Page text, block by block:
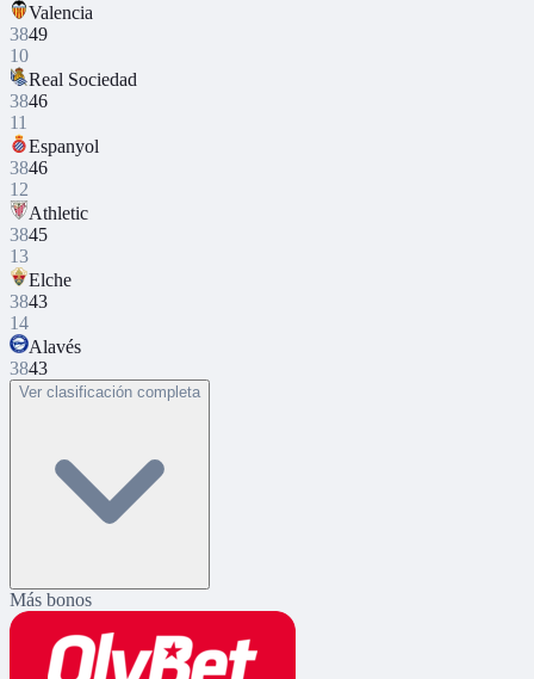
Valencia
3849
10
Real Sociedad
3846
11
Espanyol
3846
12
Athletic
3845
13
Elche
3843
14
Alavés
3843
Ver clasificación completa
Más bonos